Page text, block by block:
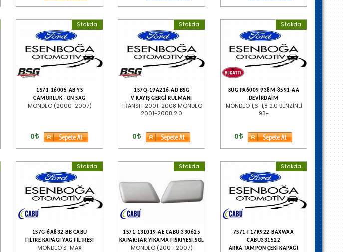
Stokda
1S71-16005-AB YS
CAMURLUK - ON SAG
MONDEO (2000-2007)
0
Stokda
1S7Q-19A216-AD BSG
V KAYIŞ GERGİ RULMANI
TRANSIT 2001-2008 MONDEO
2001-2008 2.0
0
Stokda
BUG PA6009 938M-8591-AA
DEVİRDAİM
MONDEO 1,6-1,8 2,0 BENZİNLİ
93-
0
Stokda
1S7G-6A832-BB CABU
FILTRE KAPAGI YAG FILTRESI
MONDEO S-MAX
Stokda
1S71-13L019-AE CABU 330625
KAPAK:FAR YIKAMA FISKIYESI,SOL
MONDEO (2001-2007)
Stokda
7S71-F17K922-BAXWAA
CABU331522
ARKA TAMPON ÇEKİ KAPAĞI